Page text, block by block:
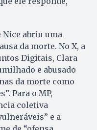
abriu uma
da morte. No X, a
Digitais, Clara
e abusado
da morte como
Para o MP,
coletiva
e a